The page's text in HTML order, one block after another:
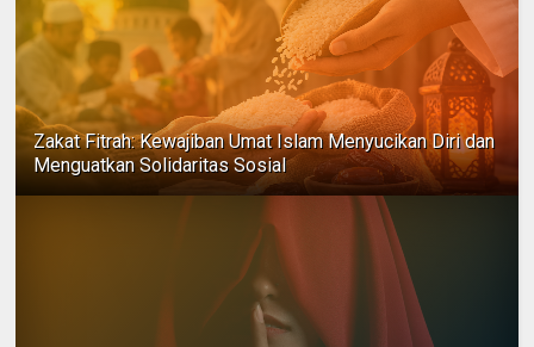
Zakat Fitrah: Kewajiban Umat Islam Menyucikan Diri dan
Menguatkan Solidaritas Sosial